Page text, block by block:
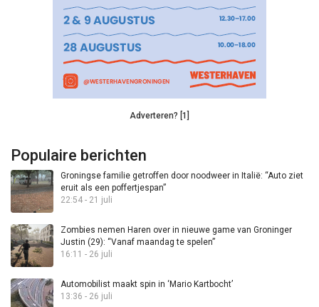
Adverteren? [1]
Populaire berichten
Groningse familie getroffen door noodweer in Italië: “Auto ziet
eruit als een poffertjespan”
22:54 - 21 juli
Zombies nemen Haren over in nieuwe game van Groninger
Justin (29): “Vanaf maandag te spelen”
16:11 - 26 juli
Automobilist maakt spin in ‘Mario Kartbocht’
13:36 - 26 juli